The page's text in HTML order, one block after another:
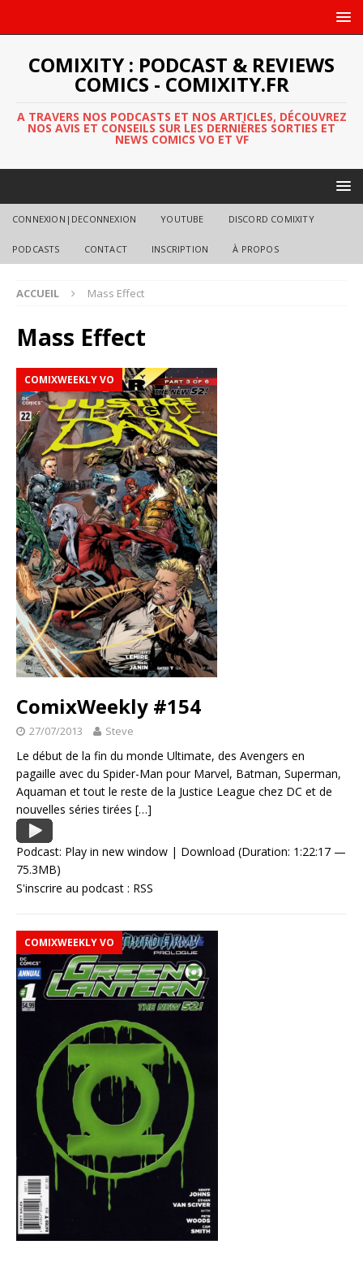
COMIXITY : PODCAST & REVIEWS
COMICS - COMIXITY.FR
A TRAVERS NOS PODCASTS ET NOS ARTICLES, DÉCOUVREZ
NOS AVIS ET CONSEILS SUR LES DERNIÈRES SORTIES ET
NEWS COMICS VO ET VF
CONNEXION|DECONNEXION YOUTUBE DISCORD COMIXITY
PODCASTS CONTACT INSCRIPTION À PROPOS
ACCUEIL Mass Effect
Mass Effect
COMIXWEEKLY VO
ComixWeekly #154
27/07/2013 Steve
Le début de la fin du monde Ultimate, des Avengers en
pagaille avec du Spider-Man pour Marvel, Batman, Superman,
Aquaman et tout le reste de la Justice League chez DC et de
nouvelles séries tirées […]
Podcast: Play in new window | Download (Duration: 1:22:17 —
75.3MB)
S'inscrire au podcast : RSS
COMIXWEEKLY VO